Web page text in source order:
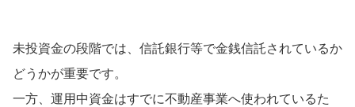
未投資金の段階では、信託銀行等で金銭信託されているか
どうかが重要です。
一方、運用中資金はすでに不動産事業へ使われているた